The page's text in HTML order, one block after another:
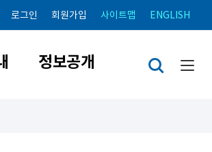
로그인 회원가입 사이트맵 ENGLISH
정보공개